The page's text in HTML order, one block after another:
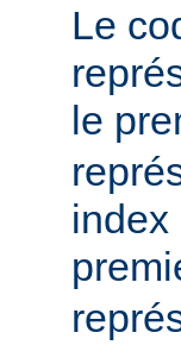
Le
le
index